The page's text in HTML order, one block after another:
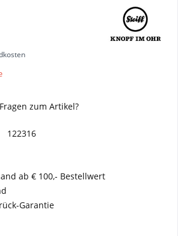
Fragen zum Artikel?
122316
ab € 100,- Bestellwert
Garantie